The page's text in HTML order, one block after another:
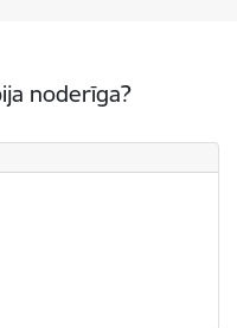
noderīga?